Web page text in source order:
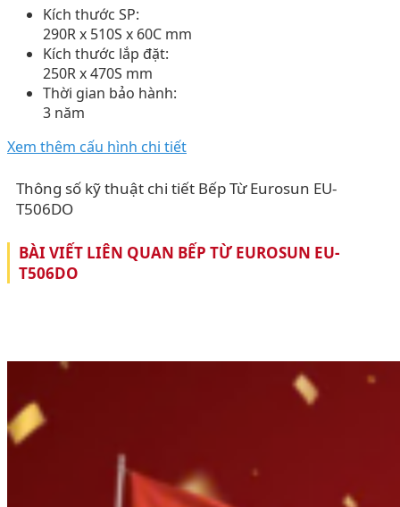
Kích thước SP:
290R x 510S x 60C mm
Kích thước lắp đặt:
250R x 470S mm
Thời gian bảo hành:
3 năm
Xem thêm cấu hình chi tiết
Thông số kỹ thuật chi tiết Bếp Từ Eurosun EU-
T506DO
BÀI VIẾT LIÊN QUAN BẾP TỪ EUROSUN EU-
T506DO